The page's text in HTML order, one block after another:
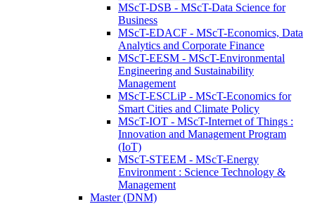
MScT-DSB - MScT-Data Science for
Business
MScT-EDACF - MScT-Economics, Data
Analytics and Corporate Finance
MScT-EESM - MScT-Environmental
Engineering and Sustainability
Management
MScT-ESCLiP - MScT-Economics for
Smart Cities and Climate Policy
MScT-IOT - MScT-Internet of Things :
Innovation and Management Program
(IoT)
MScT-STEEM - MScT-Energy
Environment : Science Technology &
Management
Master (DNM)